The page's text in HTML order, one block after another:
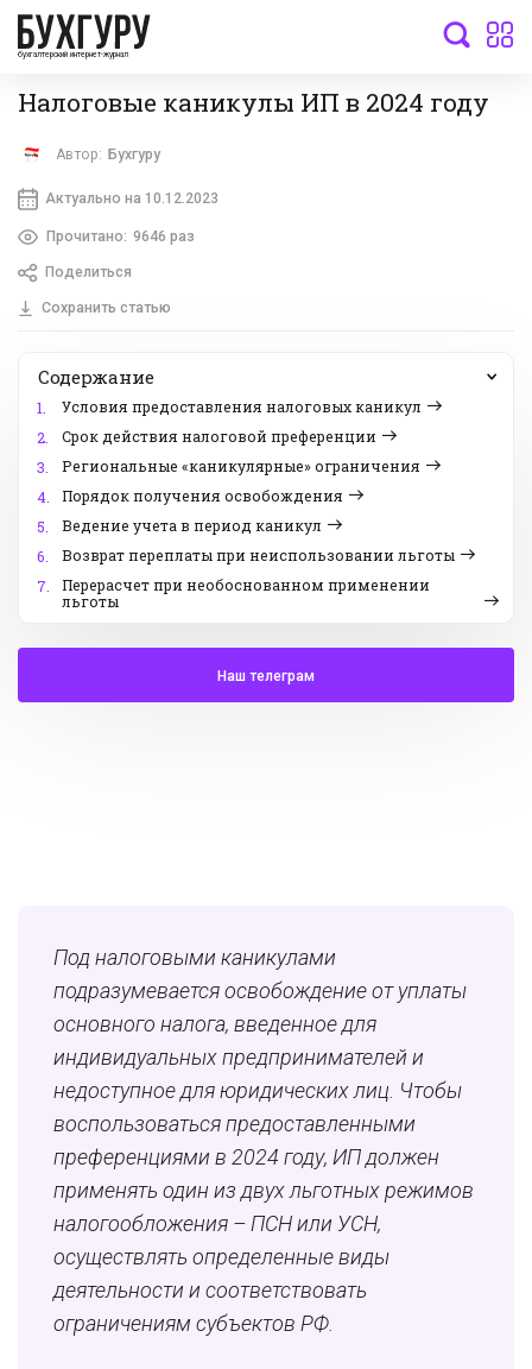
бухгалтерский интернет-журнал
Налоговые каникулы ИП в 2024 году
Автор: Бухгуру
Актуально на 10.12.2023
Прочитано: 9646 раз
Поделиться
Сохранить статью
Содержание
1.
Условия предоставления налоговых каникул
2.
Срок действия налоговой преференции
3.
Региональные «каникулярные» ограничения
4.
Порядок получения освобождения
5.
Ведение учета в период каникул
6.
Возврат переплаты при неиспользовании льготы
7.
Перерасчет при необоснованном применении
льготы
Наш телеграм
Под налоговыми каникулами
подразумевается освобождение от уплаты
основного налога, введенное для
индивидуальных предпринимателей и
недоступное для юридических лиц. Чтобы
воспользоваться предоставленными
преференциями в 2024 году, ИП должен
применять один из двух льготных режимов
налогообложения – ПСН или УСН,
осуществлять определенные виды
деятельности и соответствовать
ограничениям субъектов РФ.